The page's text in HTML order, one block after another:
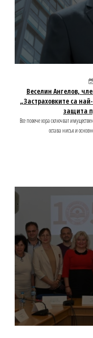
Веселин Ангелов,
„Застраховките са
защита
Все повече хора сключват
остава нисък и